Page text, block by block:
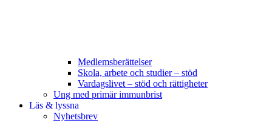
Medlemsberättelser
Skola, arbete och studier – stöd
Vardagslivet – stöd och rättigheter
Ung med primär immunbrist
Läs & lyssna
Nyhetsbrev